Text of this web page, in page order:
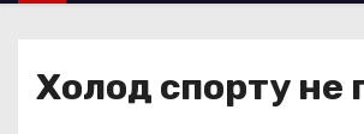
Холод спорту не